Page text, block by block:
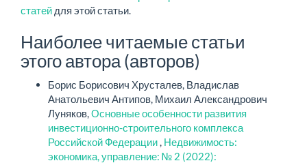
статей для этой статьи.
Наиболее читаемые статьи
этого автора (авторов)
Борис Борисович Хрусталев, Владислав
Анатольевич Антипов, Михаил Александрович
Луняков, Основные особенности развития
инвестиционно-строительного комплекса
Российской Федерации Недвижимость:
экономика, управление: № 2 (2022):